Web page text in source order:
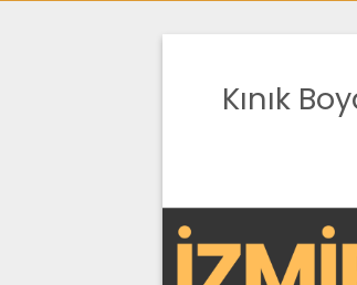
Kınık